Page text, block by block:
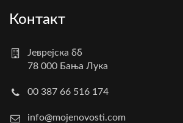
Контакт
Јеврејска бб
78 000 Бања Лука
00 387 66 516 174
info@mojenovosti.com